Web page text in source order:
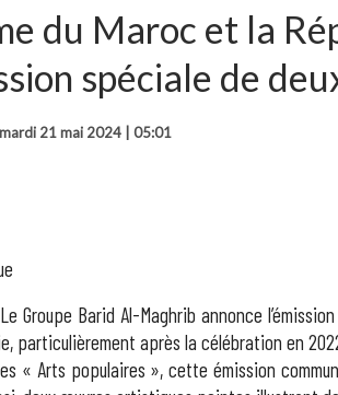
du Maroc et la
spéciale de
mardi 21 mai 2024 | 05:01
Groupe Barid Al-Maghrib annonce
particulièrement après la célébration en
« Arts populaires », cette émission